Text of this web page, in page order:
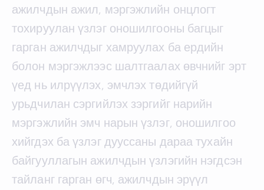
ажилчдын ажил, мэргэжлийн онцлогт
тохируулан үзлэг оношилгооны багцыг
гарган ажилчдыг хамруулах ба ердийн
болон мэргэжлээс шалтгаалах өвчнийг эрт
үед нь илрүүлэх, эмчлэх төдийгүй
урьдчилан сэргийлэх зэргийг нарийн
мэргэжлийн эмч нарын үзлэг, оношилгоо
хийгдэх ба үзлэг дууссаны дараа тухайн
байгууллагын ажилчдын үзлэгийн нэгдсэн
тайланг гарган өгч, ажилчдын эрүүл